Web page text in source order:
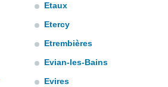
Etaux
Etercy
Etrembières
Evian-les-Bains
Evires